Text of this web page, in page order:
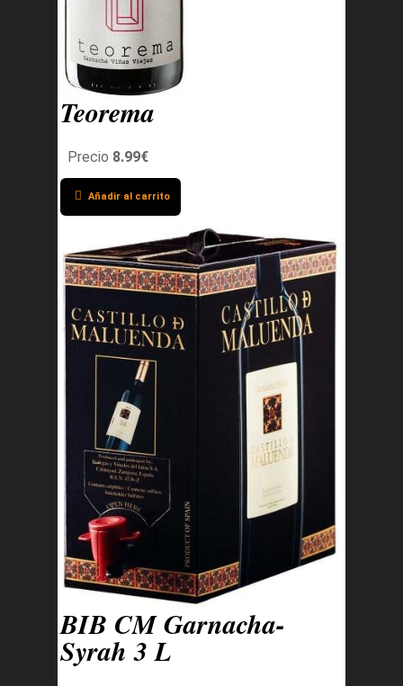
Teorema
Precio 8.99€
Añadir al carrito
BIB CM Garnacha-
Syrah 3 L